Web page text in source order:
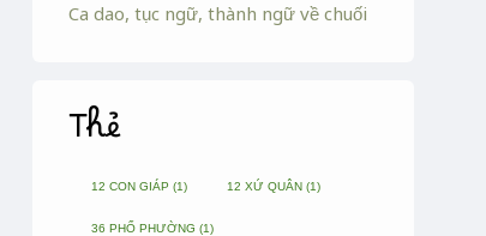
Ca dao, tục ngữ, thành ngữ về chuối
Thẻ
12 CON GIÁP (1) 12 XỨ QUÂN (1)
36 PHỐ PHƯỜNG (1)